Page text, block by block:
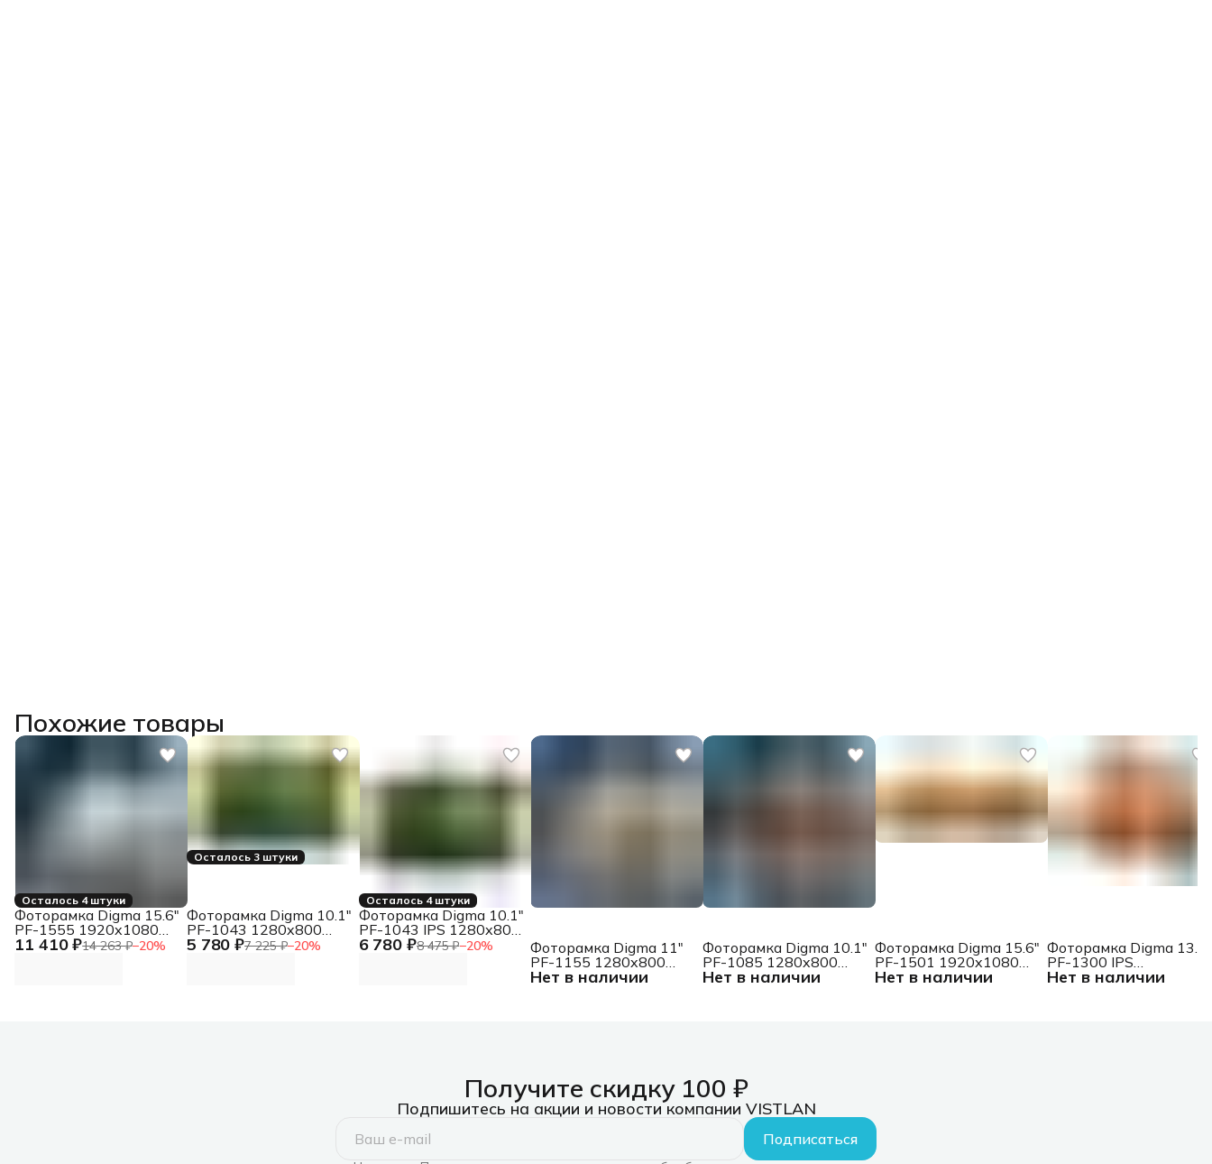
Похожие товары
Осталось 4 штуки
11 410 ₽14 263 ₽−20%
Фоторамка Digma 15.6"
PF-1555 1920x1080
белый пластик 32Gb
Осталось 3 штуки
5 780 ₽7 225 ₽−20%
Фоторамка Digma 10.1"
PF-1043 1280x800
белый пластик ПДУ
Осталось 4 штуки
6 780 ₽8 475 ₽−20%
Фоторамка Digma 10.1"
PF-1043 IPS 1280x800
черный пластик ПДУ
Нет в наличии
Фоторамка Digma 11"
PF-1155 1280x800
белый пластик 16Gb
Нет в наличии
Фоторамка Digma 10.1"
PF-1085 1280x800
белый пластик 16Gb
Нет в наличии
Фоторамка Digma 15.6"
PF-1501 1920x1080
белый пластик ПДУ
Нет в наличии
Фоторамка Digma 13.3"
PF-1300 IPS
1920x1080 белый
Получите скидку 100 ₽
Подпишитесь на акции и новости компании VISTLAN
Подписаться